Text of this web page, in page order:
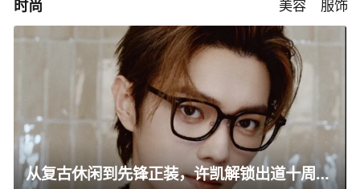
时尚 美容 服饰
从复古休闲到先锋正装，许凯解锁出道十周年大片